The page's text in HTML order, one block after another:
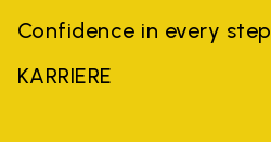
Confidence in every step
KARRIERE